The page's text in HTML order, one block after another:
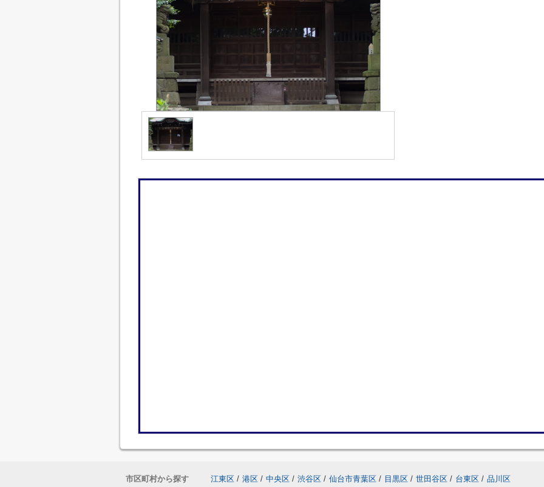
市区町村から探す 江東区 / 港区 / 中央区 / 渋谷区 / 仙台市青葉区 / 目黒区 / 世田谷区 / 台東区 / 品川区